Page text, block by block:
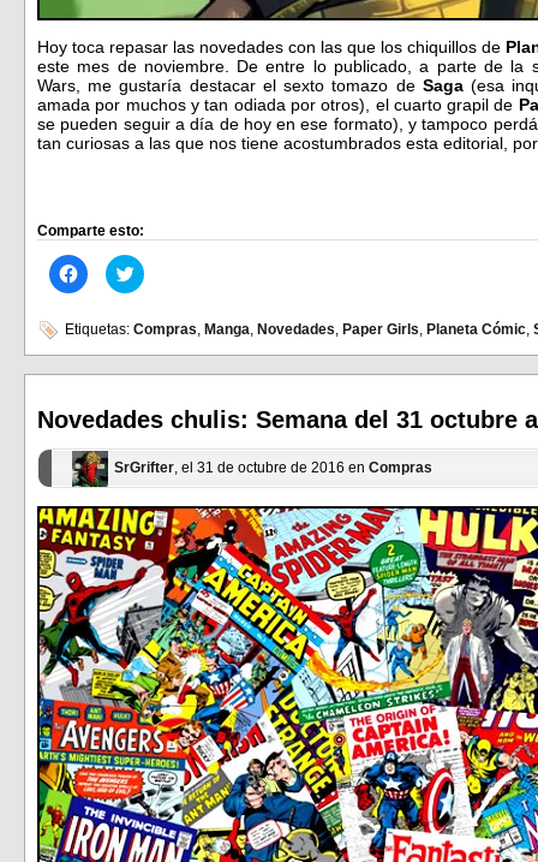
Hoy toca repasar las novedades con las que los chiquillos de
este mes de noviembre. De entre lo publicado, a parte de la
Wars, me gustaría destacar el sexto tomazo de Saga (esa
amada por muchos y tan odiada por otros), el cuarto grapil de
se pueden seguir a día de hoy en ese formato), y tampoco
tan curiosas a las que nos tiene acostumbrados esta editorial,
Comparte esto:
Haz
clic
en
Facebook
(Se
abre
ventana
nueva)
Haz
clic
en
Twitter
(Se
abre
ventana
nueva)
Etiquetas: Compras, Manga, Novedades, Paper Girls, Planeta Cómic,
Novedades chulis: Semana del 31 octubre
SrGrifter, el 31 de octubre de 2016 en Compras